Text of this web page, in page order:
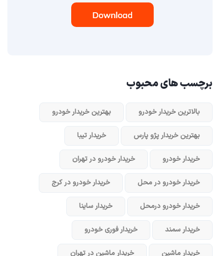
برچسب های محبوب
بالاترین خریدار خودرو بهترین خریدار خودرو
بهترین خریدار پژو پارس خریدار تیبا
خریدار خودرو خریدار خودرو در تهران
خریدار خودرو در محل خریدار خودرو در کرج
خریدار خودرو در‌محل خریدار ساینا
خریدار سمند خریدار فوری خودرو
خریدار ماشین خریدار ماشین در تهران